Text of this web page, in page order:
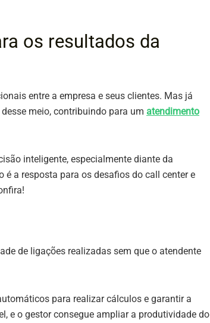
os resultados da
entre a empresa e seus clientes. Mas já
meio, contribuindo para um atendimento
inteligente, especialmente diante da
a resposta para os desafios do call center e
de ligações realizadas sem que o atendente
para realizar cálculos e garantir a
e o gestor consegue ampliar a produtividade do